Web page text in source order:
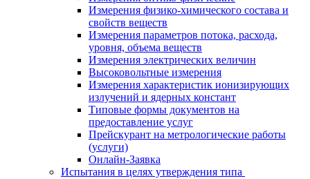
Измерения физико-химического состава и
свойств веществ
Измерения параметров потока, расхода,
уровня, объема веществ
Измерения электрических величин
Высоковольтные измерения
Измерения характеристик ионизирующих
излучений и ядерных констант
Типовые формы документов на
предоставление услуг
Прейскурант на метрологические работы
(услуги)
Онлайн-Заявка
Испытания в целях утверждения типа